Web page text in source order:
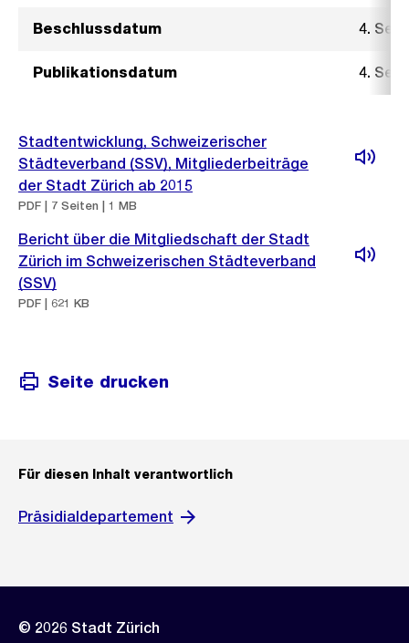
Beschlussdatum 4.
Publikationsdatum 4.
Stadtentwicklung, Schweizerischer
Städteverband (SSV), Mitgliederbeiträge
der Stadt Zürich ab 2015
PDF | 7 Seiten | 1 MB
Bericht über die Mitgliedschaft der Stadt
Zürich im Schweizerischen Städteverband
(SSV)
PDF | 621 KB
Seite drucken
Für diesen Inhalt verantwortlich
Präsidialdepartement
© 2026 Stadt Zürich